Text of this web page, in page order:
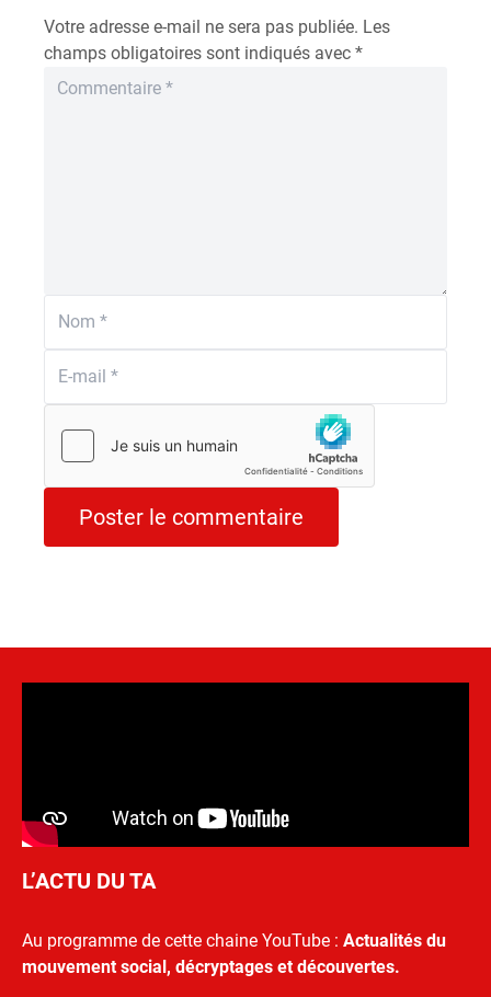
Votre adresse e-mail ne sera pas publiée. Les
champs obligatoires sont indiqués avec *
L’ACTU DU TA
Au programme de cette chaine YouTube : Actualités du
mouvement social, décryptages et découvertes.